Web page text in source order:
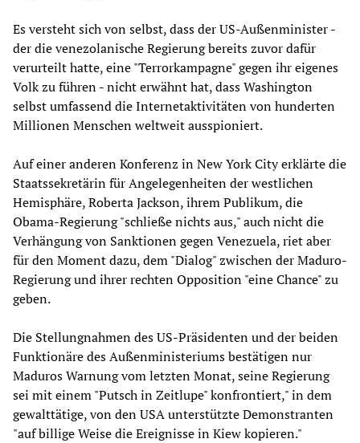
Es versteht sich von selbst, dass der US-Außenminister -
der die venezolanische Regierung bereits zuvor dafür
verurteilt hatte, eine "Terrorkampagne" gegen ihr eigenes
Volk zu führen - nicht erwähnt hat, dass Washington
selbst umfassend die Internetaktivitäten von hunderten
Millionen Menschen weltweit ausspioniert.
Auf einer anderen Konferenz in New York City erklärte die
Staatssekretärin für Angelegenheiten der westlichen
Hemisphäre, Roberta Jackson, ihrem Publikum, die
Obama-Regierung "schließe nichts aus," auch nicht die
Verhängung von Sanktionen gegen Venezuela, riet aber
für den Moment dazu, dem "Dialog" zwischen der Maduro-
Regierung und ihrer rechten Opposition "eine Chance" zu
geben.
Die Stellungnahmen des US-Präsidenten und der beiden
Funktionäre des Außenministeriums bestätigen nur
Maduros Warnung vom letzten Monat, seine Regierung
sei mit einem "Putsch in Zeitlupe" konfrontiert," in dem
gewalttätige, von den USA unterstützte Demonstranten
"auf billige Weise die Ereignisse in Kiew kopieren."